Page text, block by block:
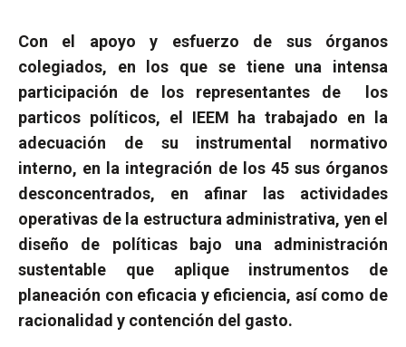
Con el apoyo y esfuerzo de sus órganos
colegiados, en los que se tiene una intensa
participación de los representantes de
los
particos políticos, el IEEM ha trabajado en la
adecuación de su instrumental normativo
interno, en la integración de los 45 sus órganos
desconcentrados, en afinar las actividades
operativas de la estructura administrativa, yen el
diseño de políticas bajo una administración
sustentable que aplique instrumentos de
planeación con eficacia y eficiencia, así como de
racionalidad y contención del gasto.